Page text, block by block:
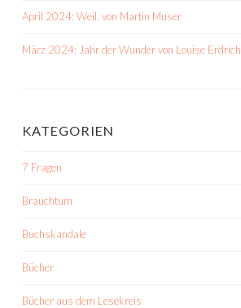
April 2024: Weil. von Martin Muser
März 2024: Jahr der Wunder von Louise Erdrich
KATEGORIEN
7 Fragen
Brauchtum
Buchskandale
Bücher
Bücher aus dem Lesekreis